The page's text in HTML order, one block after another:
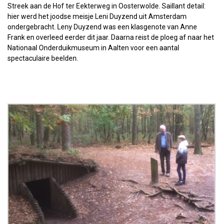
Streek aan de Hof ter Eekterweg in Oosterwolde. Saillant detail:
hier werd het joodse meisje Leni Duyzend uit Amsterdam
ondergebracht. Leny Duyzend was een klasgenote van Anne
Frank en overleed eerder dit jaar. Daarna reist de ploeg af naar het
Nationaal Onderduikmuseum in Aalten voor een aantal
spectaculaire beelden.